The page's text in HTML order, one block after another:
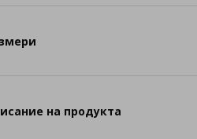
на продукта